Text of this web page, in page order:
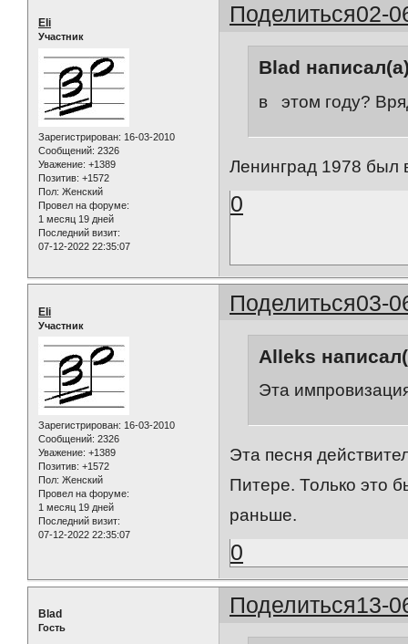
Поделиться02-
Eli
Участник
Зарегистрирован: 16-03-2010
Сообщений: 2326
Уважение: +1389
Позитив: +1572
Пол: Женский
Провел на форуме:
1 месяц 19 дней
Последний визит:
07-12-2022 22:35:07
Blad
в этом году?
Ленинград 1978 был
0
Поделиться03-
Eli
Участник
Зарегистрирован: 16-03-2010
Сообщений: 2326
Уважение: +1389
Позитив: +1572
Пол: Женский
Провел на форуме:
1 месяц 19 дней
Последний визит:
07-12-2022 22:35:07
Alleks
Эта
Эта песня
Питере. Только это
раньше.
0
Поделиться13-
Blad
Гость